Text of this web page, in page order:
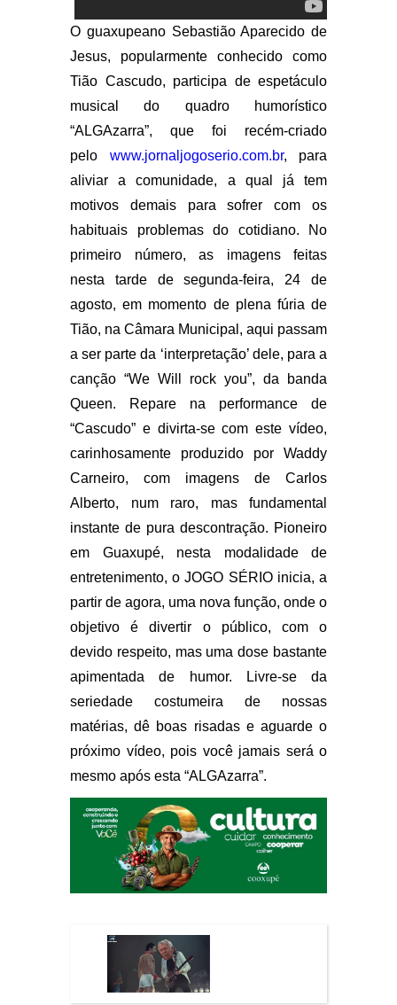
O guaxupeano Sebastião Aparecido de
Jesus, popularmente conhecido como
Tião Cascudo, participa de espetáculo
musical do quadro humorístico
“ALGAzarra”, que foi recém-criado
pelo www.jornaljogoserio.com.br, para
aliviar a comunidade, a qual já tem
motivos demais para sofrer com os
habituais problemas do cotidiano. No
primeiro número, as imagens feitas
nesta tarde de segunda-feira, 24 de
agosto, em momento de plena fúria de
Tião, na Câmara Municipal, aqui passam
a ser parte da ‘interpretação’ dele, para a
canção “We Will rock you”, da banda
Queen. Repare na performance de
“Cascudo” e divirta-se com este vídeo,
carinhosamente produzido por Waddy
Carneiro, com imagens de Carlos
Alberto, num raro, mas fundamental
instante de pura descontração. Pioneiro
em Guaxupé, nesta modalidade de
entretenimento, o JOGO SÉRIO inicia, a
partir de agora, uma nova função, onde o
objetivo é divertir o público, com o
devido respeito, mas uma dose bastante
apimentada de humor. Livre-se da
seriedade costumeira de nossas
matérias, dê boas risadas e aguarde o
próximo vídeo, pois você jamais será o
mesmo após esta “ALGAzarra”.